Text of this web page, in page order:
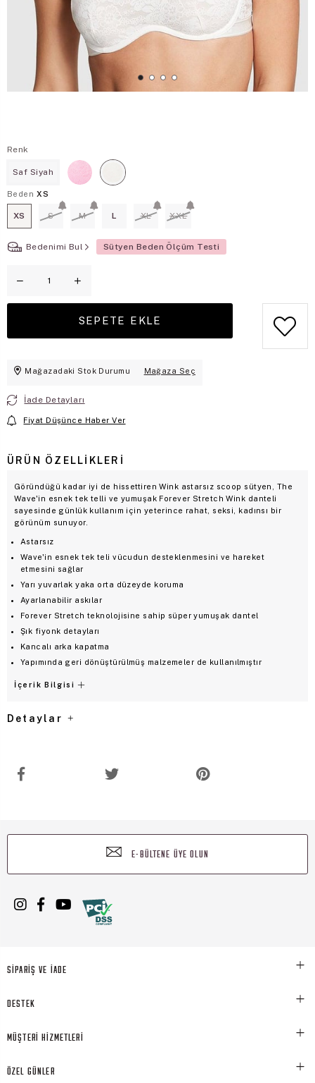
Renk
Saf Siyah
Beden XS
XS S M L XL XXL
Bedenimi Bul Sütyen Beden Ölçüm Testi
Mağazadaki Stok Durumu Mağaza Seç
İade Detayları
Fiyat Düşünce Haber Ver
ÜRÜN ÖZELLIKLERI
Göründüğü kadar iyi de hissettiren Wink astarsız scoop sütyen, The
Wave'in esnek tek telli ve yumuşak Forever Stretch Wink danteli
sayesinde günlük kullanım için yeterince rahat, seksi, kadınsı bir
görünüm sunuyor.
Astarsız
Wave'in esnek tek teli vücudun desteklenmesini ve hareket
etmesini sağlar
Yarı yuvarlak yaka orta düzeyde koruma
Ayarlanabilir askılar
Forever Stretch teknolojisine sahip süper yumuşak dantel
Şık fiyonk detayları
Kancalı arka kapatma
Yapımında geri dönüştürülmüş malzemeler de kullanılmıştır
İçerik Bilgisi
Detaylar
E-BÜLTENE ÜYE OLUN
SİPARİŞ VE İADE
DESTEK
MÜŞTERİ HİZMETLERİ
ÖZEL GÜNLER